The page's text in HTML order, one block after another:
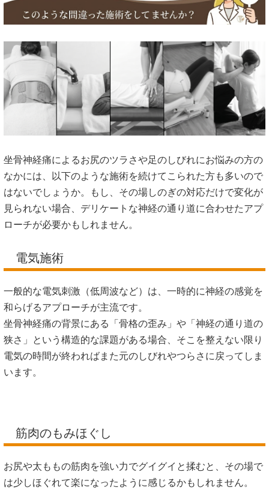
坐骨神経痛によるお尻のツラさや足のしびれにお悩みの方の
なかには、以下のような施術を続けてこられた方も多いので
はないでしょうか。もし、その場しのぎの対応だけで変化が
見られない場合、デリケートな神経の通り道に合わせたアプ
ローチが必要かもしれません。
電気施術
一般的な電気刺激（低周波など）は、一時的に神経の感覚を
和らげるアプローチが主流です。
坐骨神経痛の背景にある「骨格の歪み」や「神経の通り道の
狭さ」という構造的な課題がある場合、そこを整えない限り
電気の時間が終わればまた元のしびれやつらさに戻ってしま
います。
筋肉のもみほぐし
お尻や太ももの筋肉を強い力でグイグイと揉むと、その場で
は少しほぐれて楽になったように感じるかもしれません。